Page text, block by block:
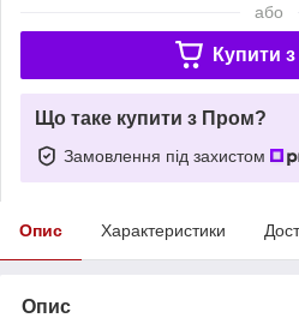
або
Купити з
Що таке купити з Пром?
Замовлення під захистом
Опис Характеристики
Опис